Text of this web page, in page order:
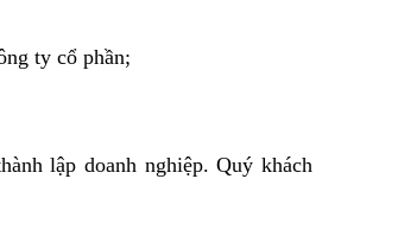
ty cổ phần;
lập doanh nghiệp. Quý khách